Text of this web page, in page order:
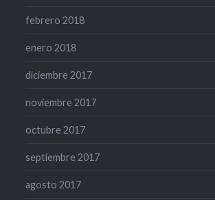
febrero 2018
enero 2018
diciembre 2017
noviembre 2017
octubre 2017
septiembre 2017
agosto 2017